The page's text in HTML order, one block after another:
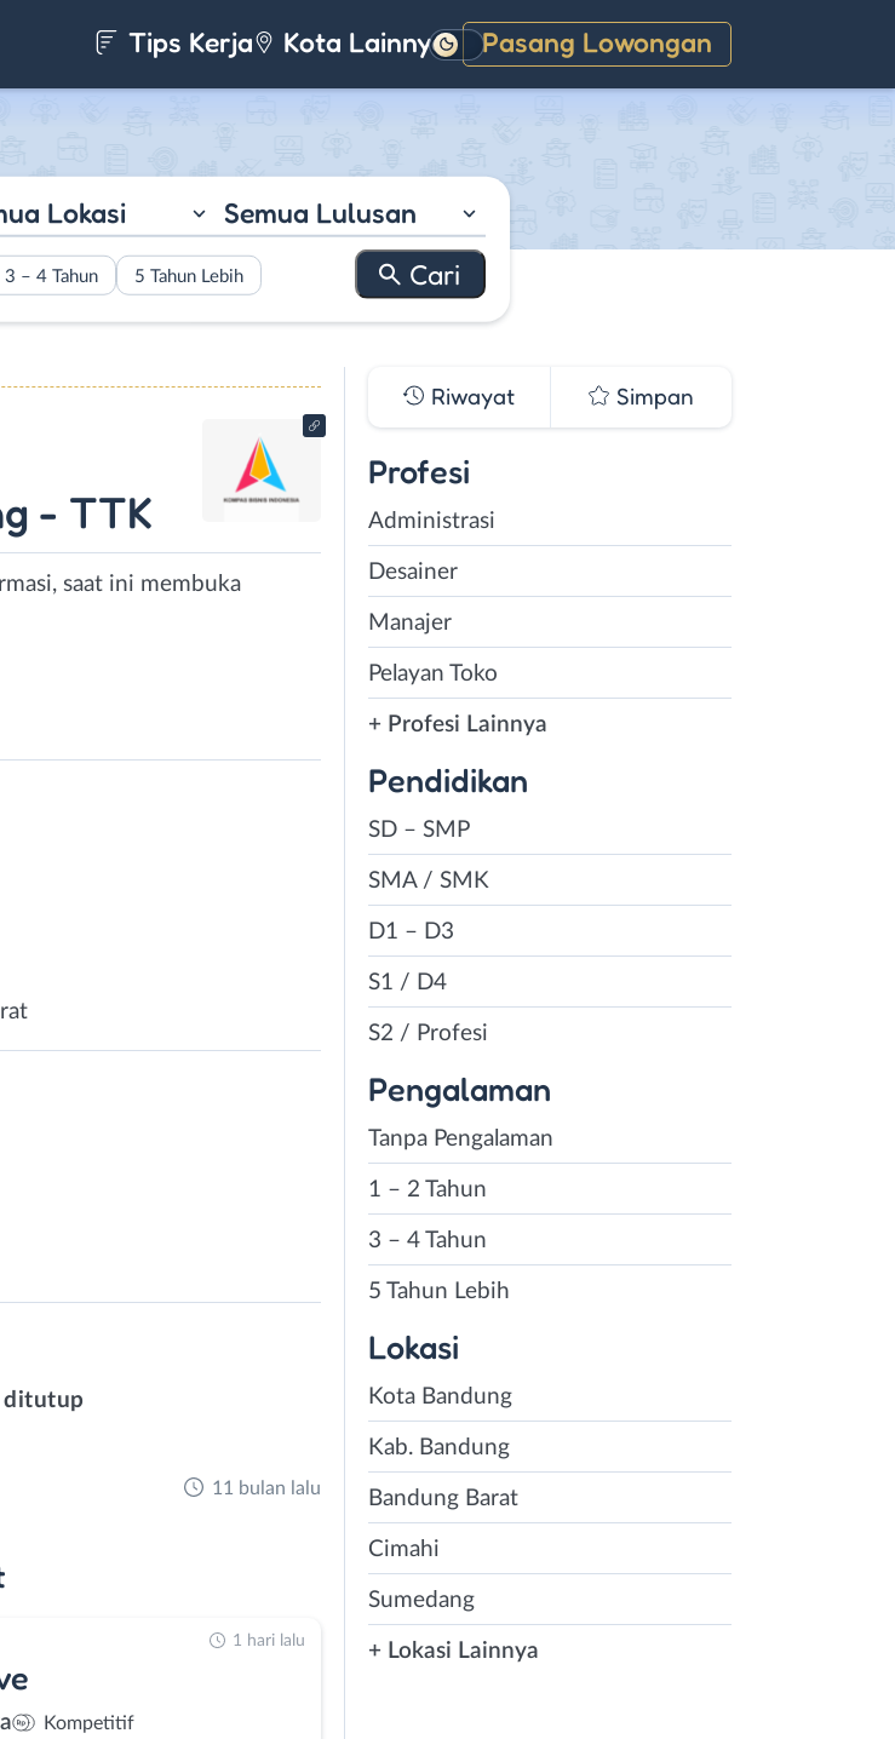
Tips Kerja Kota Lainnya Pasang Lowongan
Gelap
Lokasi Semua Lulusan
3 – 4 Tahun 5 Tahun Lebih
- TTK
saat ini membuka
ditutup
11 bulan lalu
Kompetitif
1 hari lalu
Riwayat Simpan
Profesi
Administrasi
Desainer
Manajer
Pelayan Toko
+ Profesi Lainnya
Pendidikan
SD – SMP
SMA / SMK
D1 – D3
S1 / D4
S2 / Profesi
Pengalaman
Tanpa Pengalaman
1 – 2 Tahun
3 – 4 Tahun
5 Tahun Lebih
Lokasi
Kota Bandung
Kab. Bandung
Bandung Barat
Cimahi
Sumedang
+ Lokasi Lainnya